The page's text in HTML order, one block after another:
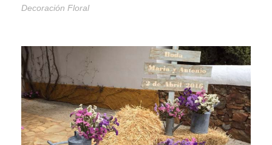
Decoración Floral